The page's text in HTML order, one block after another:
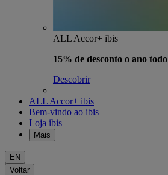
ALL Accor+ ibis
15% de desconto o ano todo
Descobrir
ALL Accor+ ibis
Bem-vindo ao ibis
Loja ibis
Mais
EN
Voltar